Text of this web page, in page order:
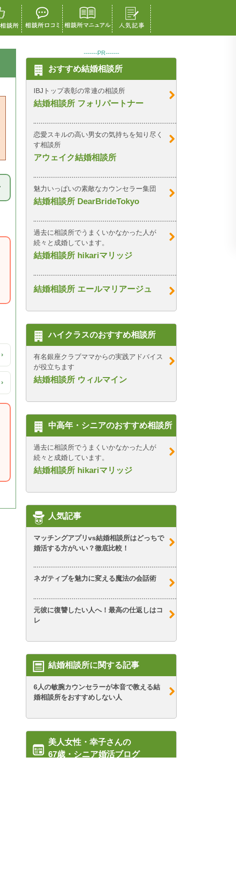
›
›
-------PR-------
おすすめ結婚相談所
IBJトップ表彰の常連の相談所
結婚相談所 フォリパートナー
恋愛スキルの高い男女の気持ちを知り尽く
す相談所
アウェイク結婚相談所
魅力いっぱいの素敵なカウンセラー集団
結婚相談所 DearBrideTokyo
過去に相談所でうまくいかなかった人が
続々と成婚しています。
結婚相談所 hikariマリッジ
結婚相談所 エールマリアージュ
ハイクラスのおすすめ相談所
有名銀座クラブママからの実践アドバイス
が役立ちます
結婚相談所 ウィルマイン
中高年・シニアのおすすめ相談所
過去に相談所でうまくいかなかった人が
続々と成婚しています。
結婚相談所 hikariマリッジ
人気記事
マッチングアプリvs結婚相談所はどっちで
婚活する方がいい？徹底比較！
ネガティブを魅力に変える魔法の会話術
元彼に復讐したい人へ！最高の仕返しはコ
レ
結婚相談所に関する記事
6人の敏腕カウンセラーが本音で教える結
婚相談所をおすすめしない人
美人女性・幸子さんの
67歳・シニア婚活ブログ